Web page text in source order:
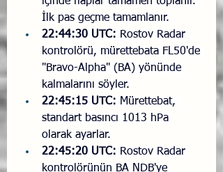
İlk pas geçme tamamlanır.
22:44:30 UTC: Rostov Radar
kontrolörü, mürettebata FL50'de
"Bravo-Alpha" (BA) yönünde
kalmalarını söyler.
22:45:15 UTC: Mürettebat,
standart basıncı 1013 hPa
olarak ayarlar.
22:45:20 UTC: Rostov Radar
kontrolörünün BA NDB'ye